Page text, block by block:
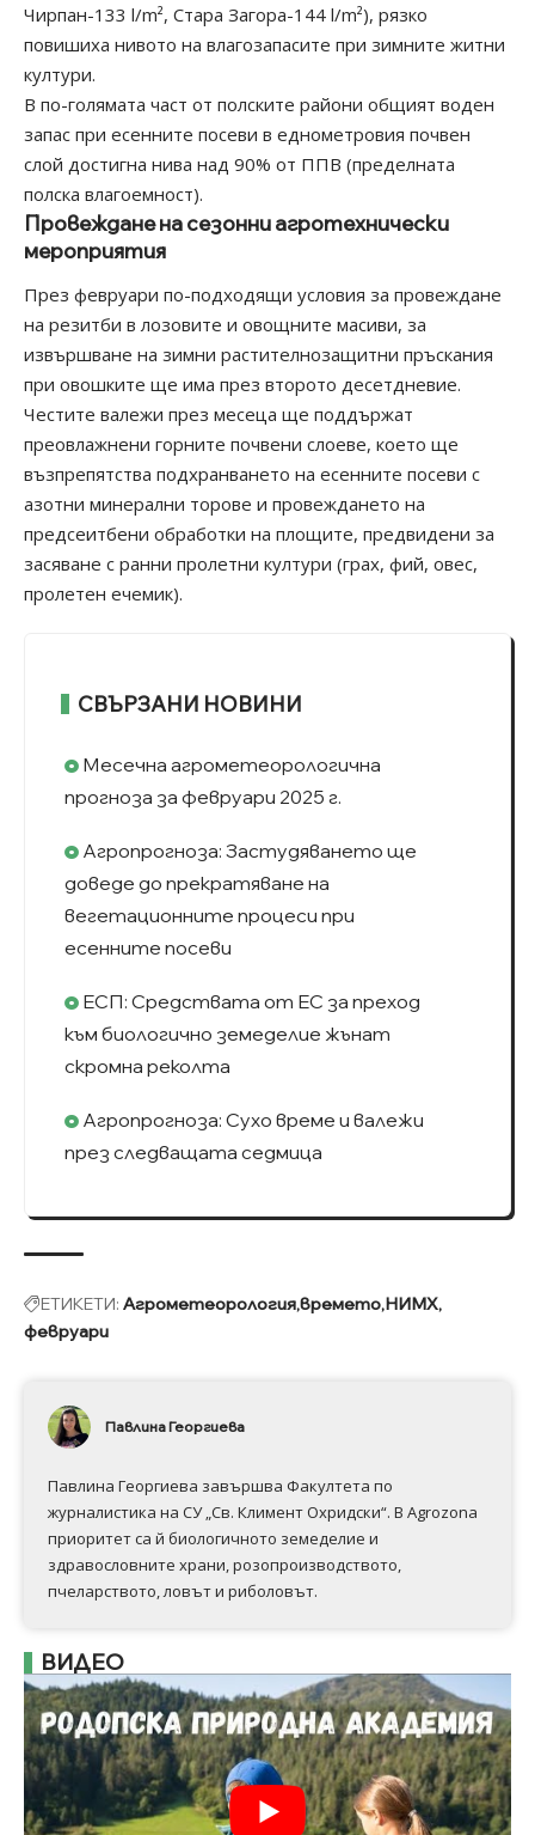
Чирпан-133 l/m², Стара Загора-144 l/m²), рязко
повишиха нивото на влагозапасите при зимните житни
култури.
В по-голямата част от полските райони общият воден
запас при есенните посеви в еднометровия почвен
слой достигна нива над 90% от ППВ (пределната
полска влагоемност).
Провеждане на сезонни агротехнически
мероприятия
През февруари по-подходящи условия за провеждане
на резитби в лозовите и овощните масиви, за
извършване на зимни растителнозащитни пръскания
при овошките ще има през второто десетдневие.
Честите валежи през месеца ще поддържат
преовлажнени горните почвени слоеве, което ще
възпрепятства подхранването на есенните посеви с
азотни минерални торове и провеждането на
предсеитбени обработки на площите, предвидени за
засяване с ранни пролетни култури (грах, фий, овес,
пролетен ечемик).
СВЪРЗАНИ НОВИНИ
Месечна агрометеорологична
прогноза за февруари 2025 г.
Агропрогноза: Застудяването ще
доведе до прекратяване на
вегетационните процеси при
есенните посеви
ЕСП: Средствата от ЕС за преход
към биологично земеделие жънат
скромна реколта
Агропрогноза: Сухо време и валежи
през следващата седмица
ЕТИКЕТИ: Агрометеорологиявремето НИМХ
февруари
Павлина Георгиева
Павлина Георгиева завършва Факултета по
журналистика на СУ „Св. Климент Охридски“. В Аgrozona
приоритет са й биологичното земеделие и
здравословните храни, розопроизводството,
пчеларството, ловът и риболовът.
ВИДЕО